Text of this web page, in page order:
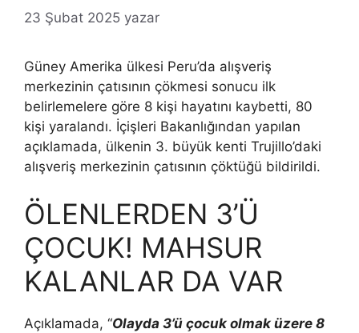
23 Şubat 2025 yazar
Güney Amerika ülkesi Peru’da alışveriş
merkezinin çatısının çökmesi sonucu ilk
belirlemelere göre 8 kişi hayatını kaybetti, 80
kişi yaralandı. İçişleri Bakanlığından yapılan
açıklamada, ülkenin 3. büyük kenti Trujillo’daki
alışveriş merkezinin çatısının çöktüğü bildirildi.
ÖLENLERDEN 3’Ü
ÇOCUK! MAHSUR
KALANLAR DA VAR
Açıklamada, “Olayda 3’ü çocuk olmak üzere 8